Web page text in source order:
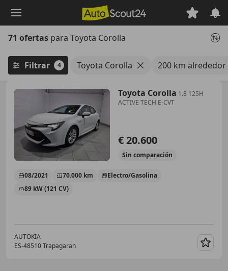
principal
71 ofertas para Toyota Corolla
Filtrar 4 Toyota Corolla 200 km
Toyota Corolla 1.8 125H
ACTIVE TECH E-CVT
€ 20.600
Sin comparación
08/2021 70.000 km
Electro/Gasolina
89 kW (121 CV)
AUTOKIA
ES-48510 Trapagaran